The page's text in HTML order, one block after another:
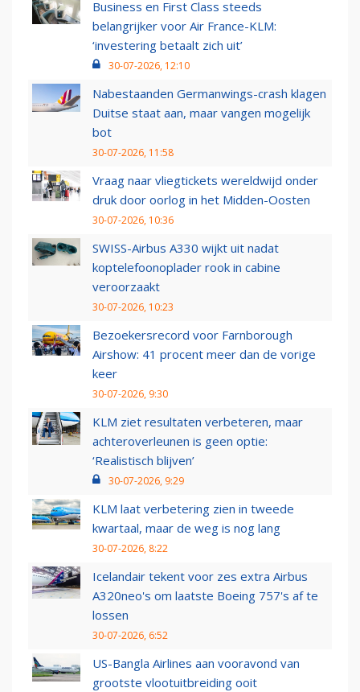
Business en First Class steeds
belangrijker voor Air France-KLM:
‘investering betaalt zich uit’
30-07-2026, 12:10
Nabestaanden Germanwings-crash klagen
Duitse staat aan, maar vangen mogelijk
bot
30-07-2026, 11:58
Vraag naar vliegtickets wereldwijd onder
druk door oorlog in het Midden-Oosten
30-07-2026, 10:36
SWISS-Airbus A330 wijkt uit nadat
koptelefoonoplader rook in cabine
veroorzaakt
30-07-2026, 10:23
Bezoekersrecord voor Farnborough
Airshow: 41 procent meer dan de vorige
keer
30-07-2026, 9:30
KLM ziet resultaten verbeteren, maar
achteroverleunen is geen optie:
‘Realistisch blijven’
30-07-2026, 9:29
KLM laat verbetering zien in tweede
kwartaal, maar de weg is nog lang
30-07-2026, 8:22
Icelandair tekent voor zes extra Airbus
A320neo's om laatste Boeing 757's af te
lossen
30-07-2026, 6:52
US-Bangla Airlines aan vooravond van
grootste vlootuitbreiding ooit